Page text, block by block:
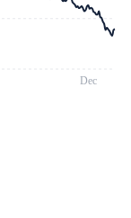
Dec